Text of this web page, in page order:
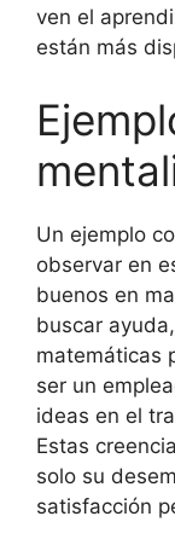
ven el
están más
Un ejemplo
observar en
buenos en
buscar
matemáticas
ser un
ideas en el
Estas
solo su
satisfacción